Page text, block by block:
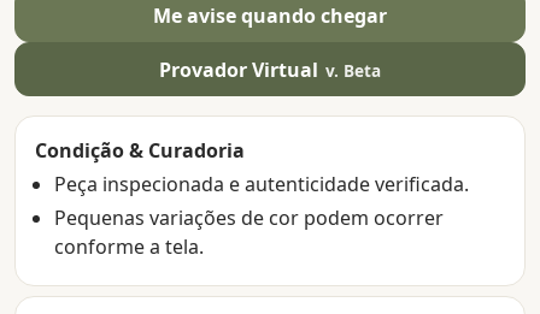
Me avise quando chegar
Provador Virtual v. Beta
Condição & Curadoria
Peça inspecionada e autenticidade verificada.
Pequenas variações de cor podem ocorrer
conforme a tela.